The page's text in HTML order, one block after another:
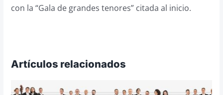
con la “Gala de grandes tenores” citada al inicio.
Artículos relacionados